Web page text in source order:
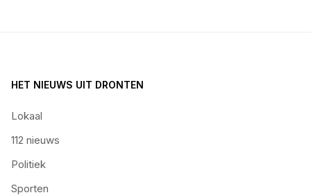
HET NIEUWS UIT DRONTEN
Lokaal
112 nieuws
Politiek
Sporten